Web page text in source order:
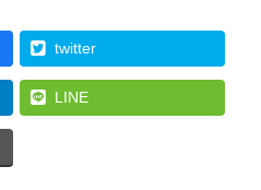
twitter
LINE